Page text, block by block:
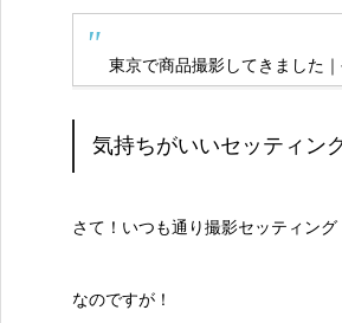
東京で商品撮影してきました
気持ちがいいセッティン
さて！いつも通り撮影セッティング
なのですが！